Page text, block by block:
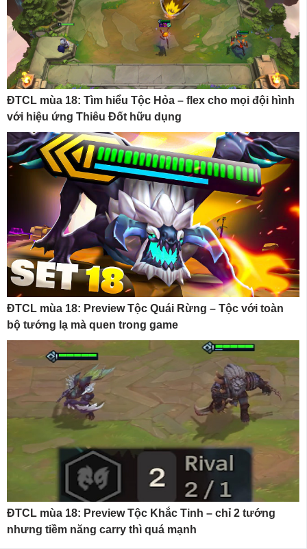
ĐTCL mùa 18: Tìm hiểu Tộc Hỏa – flex cho mọi đội hình
với hiệu ứng Thiêu Đốt hữu dụng
ĐTCL mùa 18: Preview Tộc Quái Rừng – Tộc với toàn
bộ tướng lạ mà quen trong game
ĐTCL mùa 18: Preview Tộc Khắc Tinh – chỉ 2 tướng
nhưng tiềm năng carry thì quá mạnh